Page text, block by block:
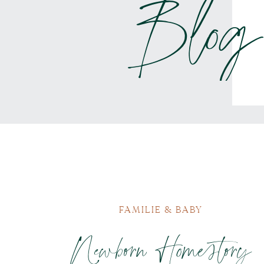
Blog
FAMILIE & BABY
Newborn Homestory